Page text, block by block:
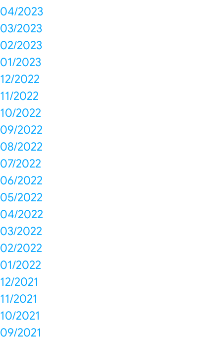
04/2023
03/2023
02/2023
01/2023
12/2022
11/2022
10/2022
09/2022
08/2022
07/2022
06/2022
05/2022
04/2022
03/2022
02/2022
01/2022
12/2021
11/2021
10/2021
09/2021